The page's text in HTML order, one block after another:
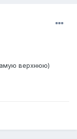
верхнюю)